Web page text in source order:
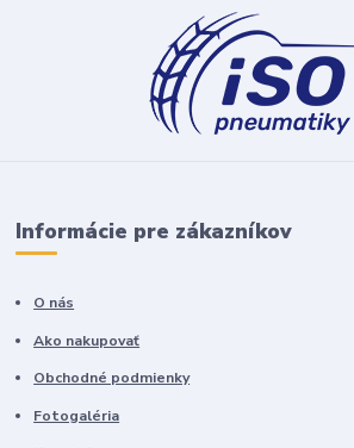
Informácie pre zákazníkov
O nás
Ako nakupovať
Obchodné podmienky
Fotogaléria